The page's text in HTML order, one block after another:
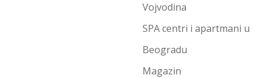
Vojvodina
SPA centri i apartmani u
Beogradu
Magazin